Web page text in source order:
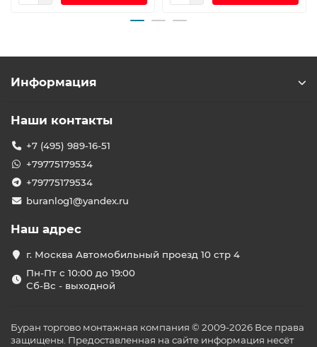
Информация
Наши контакты
+7 (495) 989-16-51
+79775179534
+79775179534
buranlog1@yandex.ru
Наш адрес
г. Москва Автомобильный проезд 10 стр 4
Пн-Пт с 10:00 до 19:00
Сб-Вс - выходной
Буран торгово монтажная компания © 2009-2026 Все права
защищены. Предоставленная на сайте информация несёт